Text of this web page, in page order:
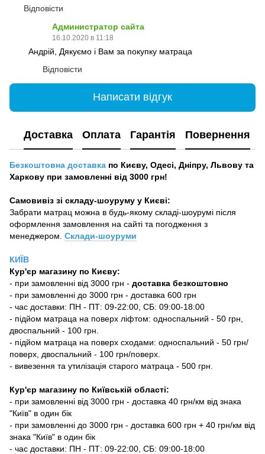
Відповісти
Администратор сайта
16.10.2020 в 11:18
Андрій, Дякуємо і Вам за покупку матраца
Відповісти
Написати відгук
Доставка Оплата Гарантія Повернення
Безкоштовна доставка по Києву, Одесі, Дніпру, Львову та
Харкову при замовленні від 3000 грн!
Самовивіз зі складу-шоуруму у Києві:
Забрати матрац можна в будь-якому складі-шоурумі після
оформлення замовлення на сайті та погодження з
менеджером. Склади-шоуруми
КИЇВ
Кур'єр магазину по Києву:
- при замовленні від 3000 грн - доставка безкоштовно
- при замовленні до 3000 грн - доставка 600 грн
- час доставки: ПН - ПТ: 09-22:00, СБ: 09:00-18:00
- підйом матраца на поверх ліфтом: односпальний - 50 грн,
двоспальний - 100 грн.
- підйом матраца на поверх сходами: односпальний - 50 грн/
поверх, двоспальний - 100 грн/поверх.
- вивезення та утилізація старого матраца - 500 грн.
Кур'єр магазину по Київській області:
- при замовленні від 3000 грн - доставка 40 грн/км від знака
"Київ" в один бік
- при замовленні до 3000 грн - доставка 600 грн + 40 грн/км від
знака "Київ" в один бік
- час доставки: ПН - ПТ: 09-22:00, СБ: 09:00-18:00